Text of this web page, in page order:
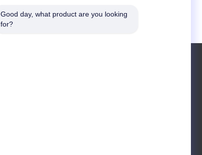
Good day, what product are you looking
for?